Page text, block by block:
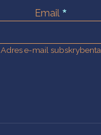
Email
Adres e-mail subskrybenta.